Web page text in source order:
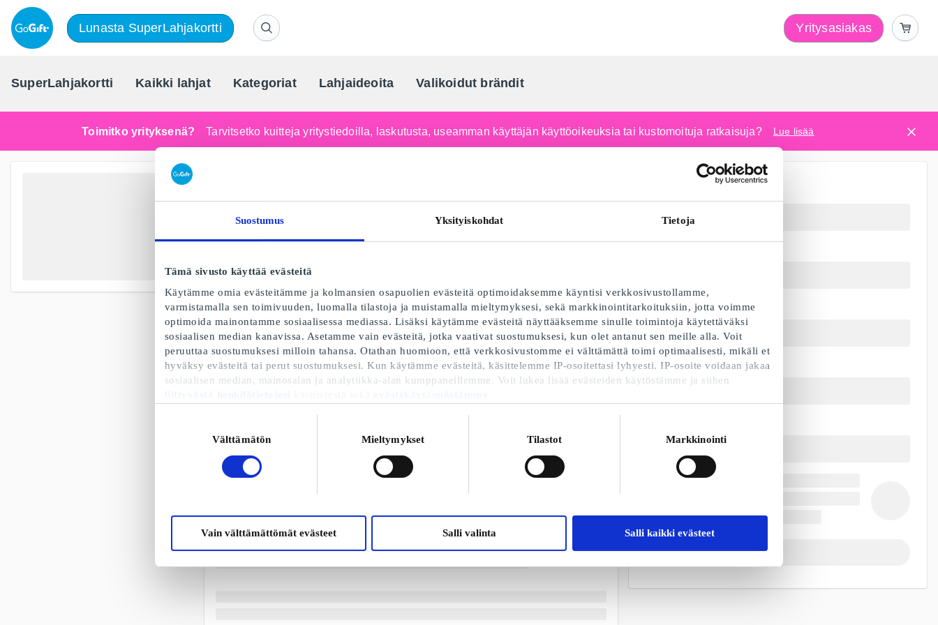
Suostumus Yksityiskohdat Tietoja
Tämä sivusto käyttää evästeitä
Käytämme omia evästeitämme ja kolmansien osapuolien evästeitä optimoidaksemme käyntisi verkkosivustollamme,
varmistamalla sen toimivuuden, luomalla tilastoja ja muistamalla mieltymyksesi, sekä markkinointitarkoituksiin, jotta voimme
optimoida mainontamme sosiaalisessa mediassa. Lisäksi käytämme evästeitä näyttääksemme sinulle toimintoja käytettäväksi
sosiaalisen median kanavissa. Asetamme vain evästeitä, jotka vaativat suostumuksesi, kun olet antanut sen meille alla. Voit
peruuttaa suostumuksesi milloin tahansa. Otathan huomioon, että verkkosivustomme ei välttämättä toimi optimaalisesti, mikäli et
hyväksy evästeitä tai perut suostumuksesi. Kun käytämme evästeitä, käsittelemme IP-osoitettasi lyhyesti. IP-osoite voidaan jakaa
sosiaalisen median, mainosalan ja analytiikka-alan kumppaneillemme. Voit lukea lisää evästeiden käytöstämme ja siihen
Välttämätön Mieltymykset Tilastot Markkinointi
Vain välttämättömät evästeet Salli valinta Salli kaikki evästeet
Lunasta SuperLahjakortti Yritysasiakas
SuperLahjakortti Kaikki lahjat Kategoriat Lahjaideoita Valikoidut brändit
Suomen johtava lahjaportaali
Toimitko yrityksenä? Tarvitsetko kuitteja yritystiedoilla, laskutusta, useamman käyttäjän käyttöoikeuksia tai kustomoituja ratkaisuja? Lue lisää